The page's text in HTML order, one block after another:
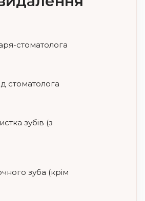
стоматолога
стоматолога
зубів (з
зуба (крім